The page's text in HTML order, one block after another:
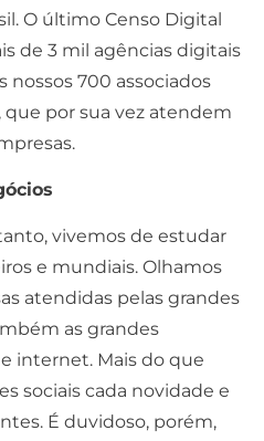
O último Censo Digital
de 3 mil agências digitais
nossos 700 associados
que por sua vez atendem
vivemos de estudar
e mundiais. Olhamos
atendidas pelas grandes
as grandes
internet. Mais do que
sociais cada novidade e
É duvidoso, porém,